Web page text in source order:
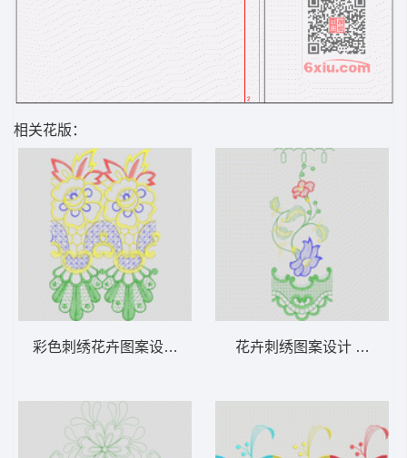
相关花版：
彩色刺绣花卉图案设计 家纺 窗帘 装饰花卉刺绣图案设计 家纺 窗